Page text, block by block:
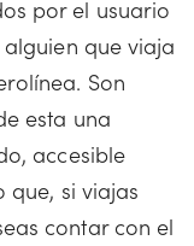
por el usuario
que viaja
Son
esta una
accesible
si viajas
contar con el